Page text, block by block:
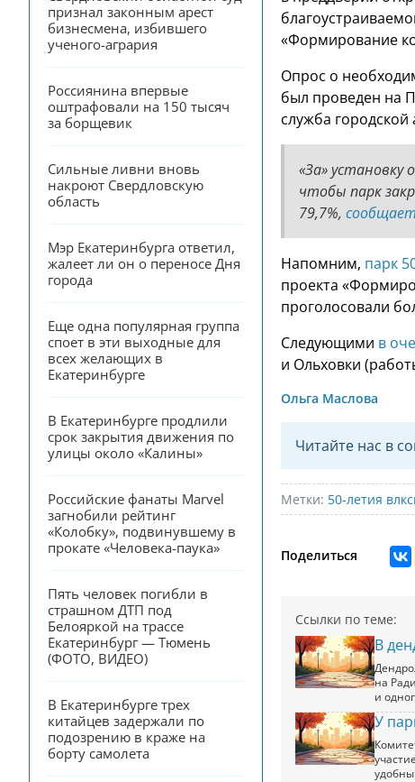
признал законным арест
бизнесмена, избившего
ученого-агрария
Россиянина впервые
оштрафовали на 150 тысяч
за борщевик
Сильные ливни вновь
накроют Свердловскую
область
Мэр Екатеринбурга ответил,
жалеет ли он о переносе Дня
города
Еще одна популярная группа
споет в эти выходные для
всех желающих в
Екатеринбурге
В Екатеринбурге продлили
срок закрытия движения по
улицы около «Калины»
Российские фанаты Marvel
загнобили рейтинг
«Колобку», подвинувшему в
прокате «Человека-паука»
Пять человек погибли в
страшном ДТП под
Белояркой на трассе
Екатеринбург — Тюмень
(ФОТО, ВИДЕО)
В Екатеринбурге трех
китайцев задержали по
подозрению в краже на
борту самолета
«Формирование
Опрос о
был проведен на
служба
«За» установку
чтобы парк
79,7%, сообщает
Напомним, парк
проекта
проголосовали
Следующими в
и Ольховки
Ольга Маслова
Читайте нас в
Метки: 50-летия
Поделиться
Ссылки по теме:
В
на
и
У